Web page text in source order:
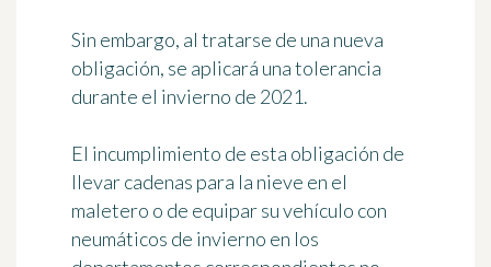
Sin embargo, al tratarse de una nueva
obligación, se aplicará una tolerancia
durante el invierno de 2021.
El incumplimiento de esta obligación de
llevar cadenas para la nieve en el
maletero o de equipar su vehículo con
neumáticos de invierno en los